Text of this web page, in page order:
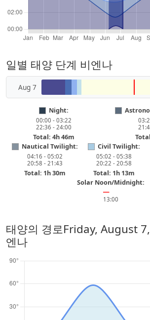
일별 태양 단계 비엔나
Aug 7
Night:
00:00 - 03:22
22:36 - 24:00
Total: 4h 46m
Nautical Twilight:
04:16 - 05:02
20:58 - 21:43
Total: 1h 30m
Civil Twilight:
05:02 - 05:38
20:22 - 20:58
Total: 1h 13m
Solar Noon/Midnight:
━
13:00
태양의 경로Friday, August
엔나